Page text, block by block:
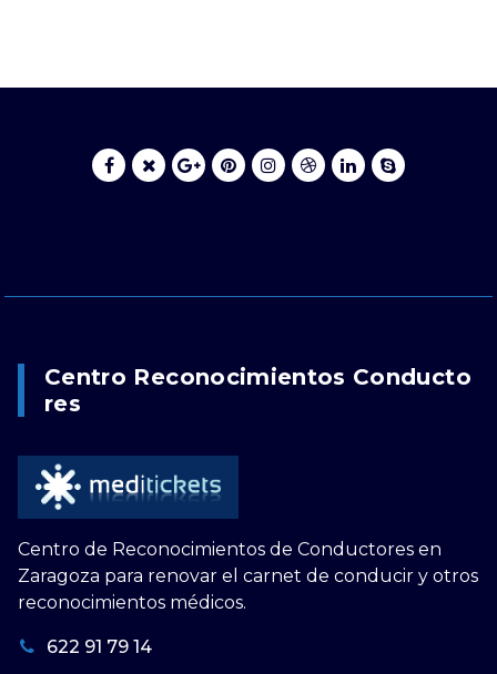
Centro Reconocimientos Conducto
Res
Centro de Reconocimientos de Conductores en
Zaragoza para renovar el carnet de conducir y otros
reconocimientos médicos.
622 91 79 14